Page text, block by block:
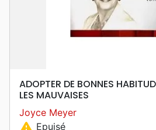
ADOPTER DE BONNES
LES MAUVAISES
Joyce Meyer
warning Epuisé